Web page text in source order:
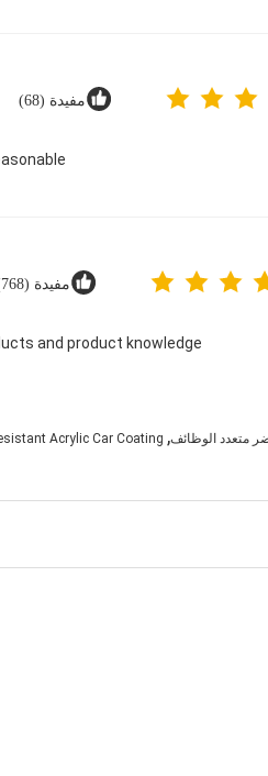
مفيدة (68)
مفيدة (768)
and product knowledge.
متعدد الوظائف,
Acrylic Car Coating